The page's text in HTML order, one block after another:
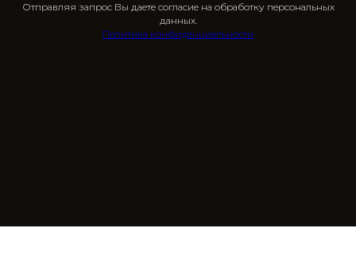
Отправляя запрос Вы даете согласие на обработку персональных
данных.
Политика конфиденциальности